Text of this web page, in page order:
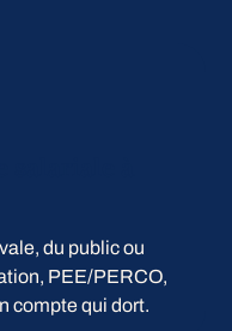
du public ou
PEE/PERCO,
compte qui dort.